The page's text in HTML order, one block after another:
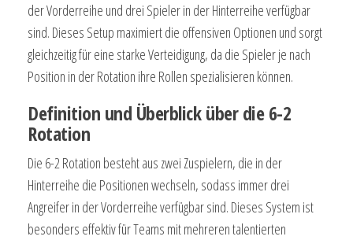
der Vorderreihe und drei Spieler in der Hinterreihe verfügbar
sind. Dieses Setup maximiert die offensiven Optionen und sorgt
gleichzeitig für eine starke Verteidigung, da die Spieler je nach
Position in der Rotation ihre Rollen spezialisieren können.
Definition und Überblick über die 6-2
Rotation
Die 6-2 Rotation besteht aus zwei Zuspielern, die in der
Hinterreihe die Positionen wechseln, sodass immer drei
Angreifer in der Vorderreihe verfügbar sind. Dieses System ist
besonders effektiv für Teams mit mehreren talentierten